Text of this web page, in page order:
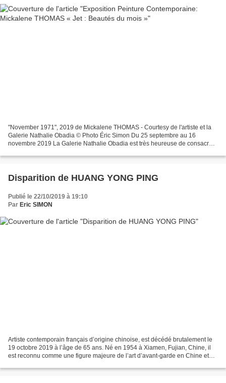
"November 1971", 2019 de Mickalene THOMAS - Courtesy de l'artiste et la
Galerie Nathalie Obadia © Photo Éric Simon Du 25 septembre au 16
novembre 2019 La Galerie Nathalie Obadia est très heureuse de consacrer
Disparition de HUANG YONG PING
Publié le 22/10/2019 à 19:10
Par Eric SIMON
Artiste contemporain français d’origine chinoise, est décédé brutalement le
19 octobre 2019 à l’âge de 65 ans. Né en 1954 à Xiamen, Fujian, Chine, il
est reconnu comme une figure majeure de l’art d’avant-garde en Chine et